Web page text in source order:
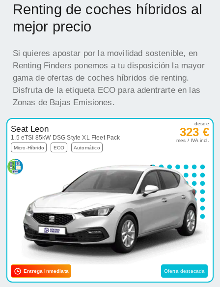
Renting de coches híbridos al
mejor precio
Si quieres apostar por la movilidad sostenible, en
Renting Finders ponemos a tu disposición la mayor
gama de ofertas de coches híbridos de renting.
Disfruta de la etiqueta ECO para adentrarte en las
Zonas de Bajas Emisiones.
Seat Leon
1.5 eTSI 85kW DSG Style XL Fleet Pack
Micro-Híbrido ECO Automático
desde
323 €
mes / IVA incl.
Entrega inmediata Oferta destacada